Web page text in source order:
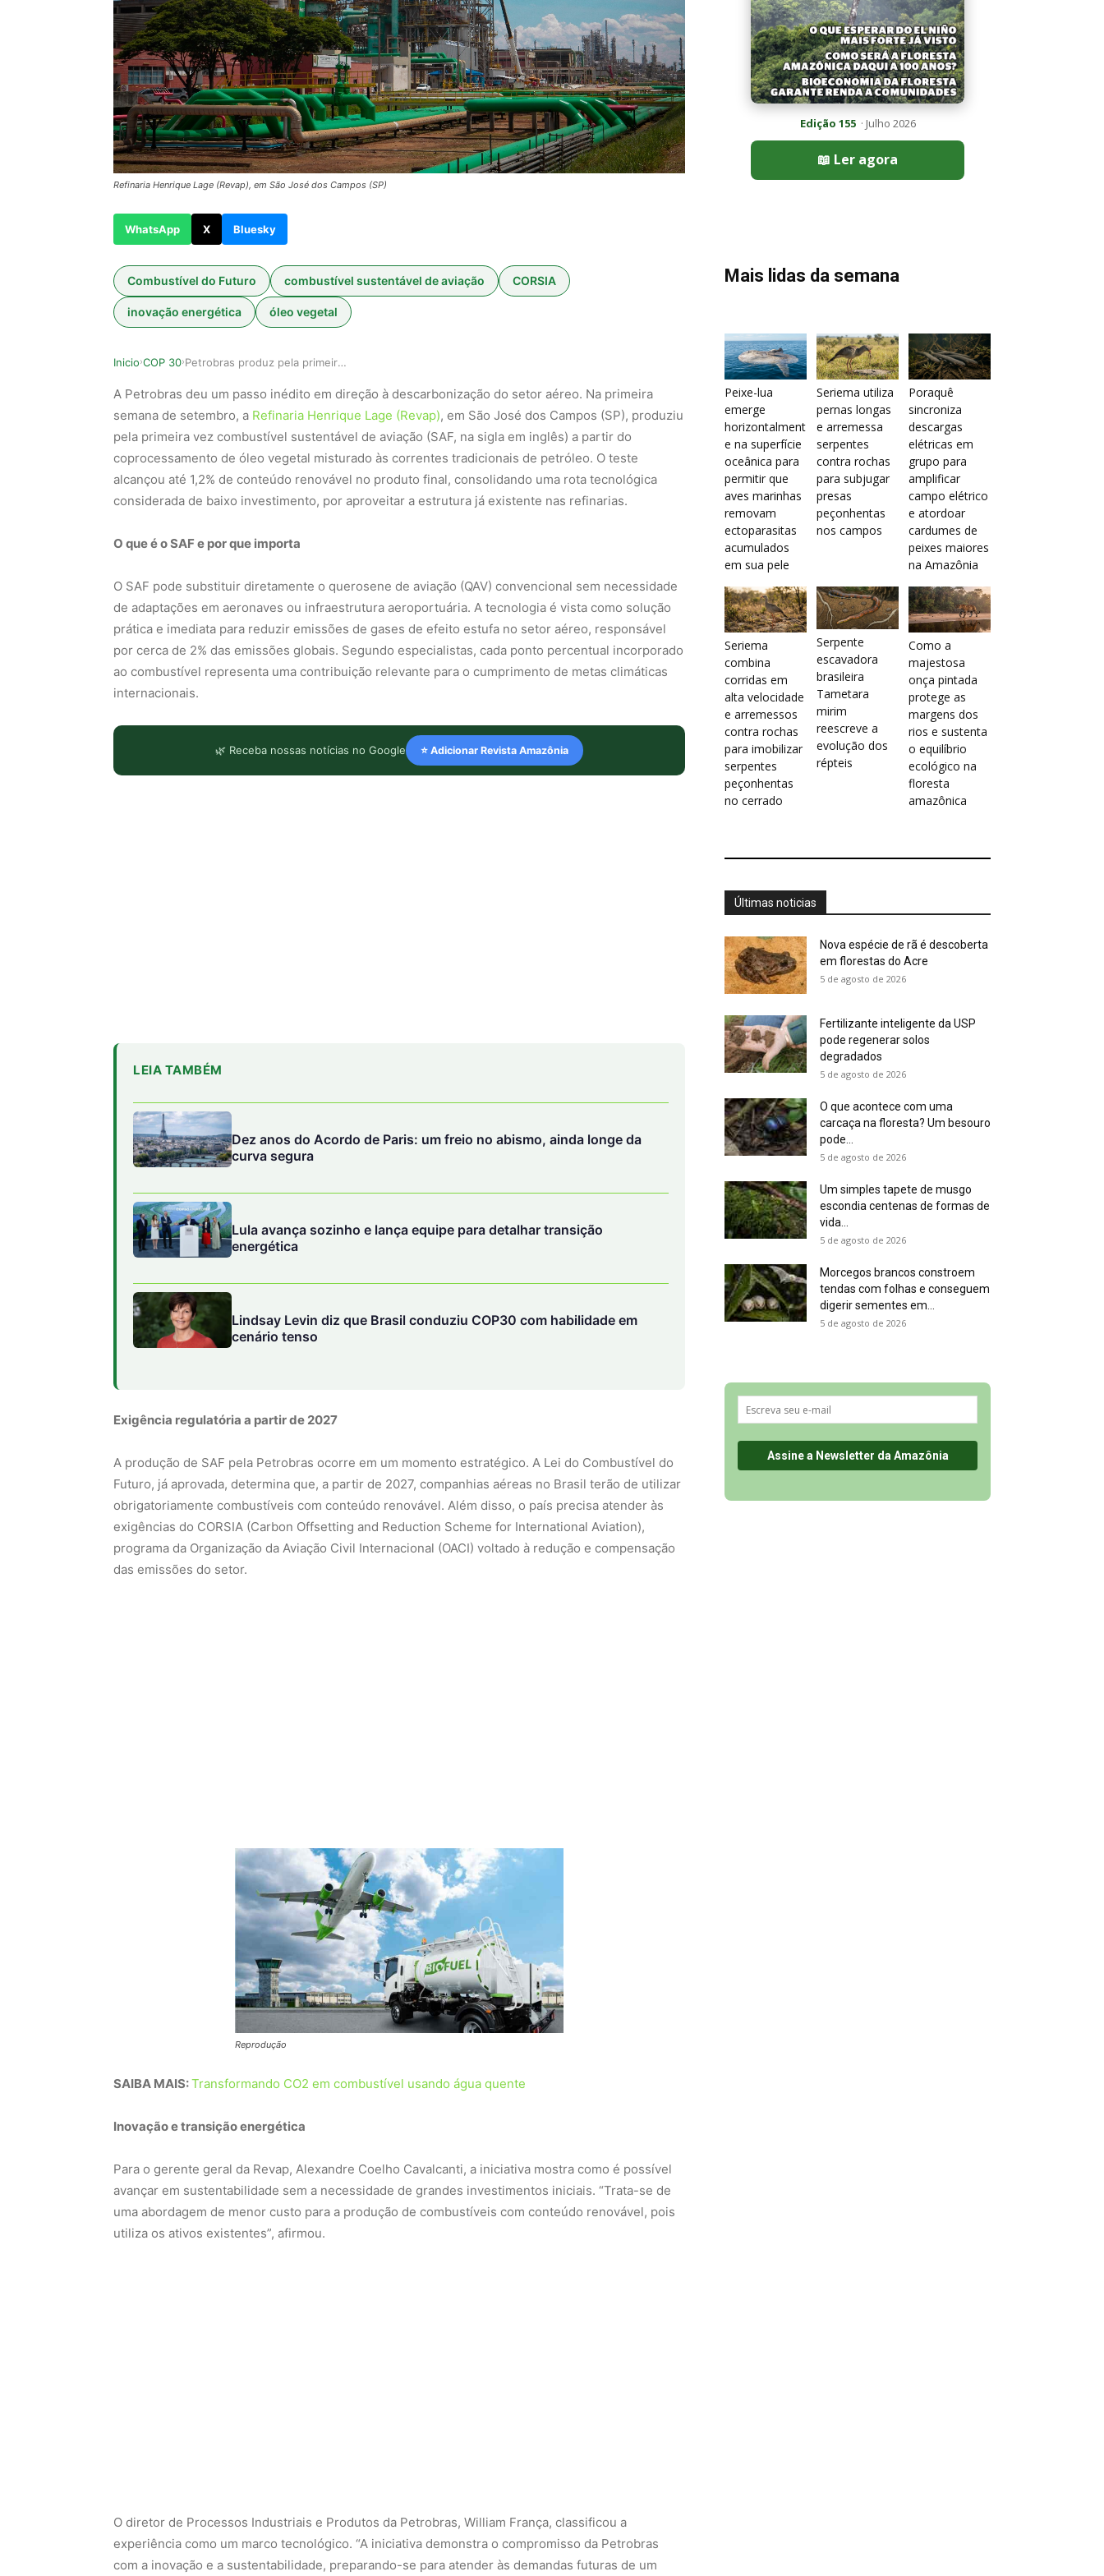
Refinaria Henrique Lage (Revap), em São José dos Campos (SP)
WhatsApp X Bluesky
Combustível do Futuro combustível sustentável de aviação CORSIA
inovação energética óleo vegetal
Inicio›COP 30› Petrobras produz pela primeira vez combustível …
A Petrobras deu um passo inédito em direção à descarbonização do setor aéreo. Na primeira
semana de setembro, a Refinaria Henrique Lage (Revap), em São José dos Campos (SP), produziu
pela primeira vez combustível sustentável de aviação (SAF, na sigla em inglês) a partir do
coprocessamento de óleo vegetal misturado às correntes tradicionais de petróleo. O teste
alcançou até 1,2% de conteúdo renovável no produto final, consolidando uma rota tecnológica
considerada de baixo investimento, por aproveitar a estrutura já existente nas refinarias.
O que é o SAF e por que importa
O SAF pode substituir diretamente o querosene de aviação (QAV) convencional sem necessidade
de adaptações em aeronaves ou infraestrutura aeroportuária. A tecnologia é vista como solução
prática e imediata para reduzir emissões de gases de efeito estufa no setor aéreo, responsável
por cerca de 2% das emissões globais. Segundo especialistas, cada ponto percentual incorporado
ao combustível representa uma contribuição relevante para o cumprimento de metas climáticas
internacionais.
🌿 Receba nossas notícias no Google ⭐ Adicionar Revista Amazônia
Lula avança sozinho e lança equipe para detalhar transição
Lindsay Levin diz que Brasil conduziu COP30 com habilidade em
Exigência regulatória a partir de 2027
A produção de SAF pela Petrobras ocorre em um momento estratégico. A Lei do Combustível do
Futuro, já aprovada, determina que, a partir de 2027, companhias aéreas no Brasil terão de utilizar
exigências do CORSIA (Carbon Offsetting and Reduction Scheme for International Aviation),
programa da Organização da Aviação Civil Internacional (OACI) voltado à redução e compensação
Reprodução
Transformando CO2 em combustível usando água quente
Inovação e transição energética
Para o gerente geral da Revap, Alexandre Coelho Cavalcanti, a iniciativa mostra como é possível
uma abordagem de menor custo para a produção de combustíveis com conteúdo renovável, pois
Além da Revap, a Refinaria Duque de Caxias (Reduc), no Rio de Janeiro, já recebeu autorização da
Agência Nacional de Petróleo, Gás Natural e Biocombustíveis (ANP) para incorporar até 1,2% de
Edição 155· Julho 2026
📖 Ler agora
Mais lidas da semana
Peixe-lua
emerge
horizontalment
e na superfície
oceânica para
permitir que
aves marinhas
removam
ectoparasitas
acumulados
em sua pele
Seriema utiliza
pernas longas
e arremessa
serpentes
contra rochas
para subjugar
presas
peçonhentas
nos campos
Poraquê
sincroniza
descargas
elétricas em
grupo para
amplificar
campo elétrico
e atordoar
cardumes de
peixes maiores
na Amazônia
Seriema
combina
corridas em
alta velocidade
e arremessos
contra rochas
para imobilizar
serpentes
peçonhentas
no cerrado
Serpente
escavadora
brasileira
Tametara
mirim
reescreve a
evolução dos
répteis
Como a
majestosa
onça pintada
protege as
margens dos
rios e sustenta
o equilíbrio
ecológico na
floresta
amazônica
Últimas noticias
Nova espécie de rã é descoberta
em florestas do Acre
5 de agosto de 2026
Fertilizante inteligente da USP
pode regenerar solos
degradados
5 de agosto de 2026
O que acontece com uma
carcaça na floresta? Um besouro
pode...
5 de agosto de 2026
Um simples tapete de musgo
escondia centenas de formas de
vida...
5 de agosto de 2026
Morcegos brancos constroem
tendas com folhas e conseguem
digerir sementes em...
5 de agosto de 2026